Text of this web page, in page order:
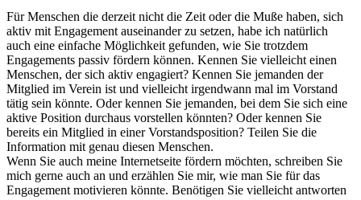
Für Menschen die derzeit nicht die Zeit oder die Muße haben, sich
aktiv mit Engagement auseinander zu setzen, habe ich natürlich
auch eine einfache Möglichkeit gefunden, wie Sie trotzdem
Engagements passiv fördern können. Kennen Sie vielleicht einen
Menschen, der sich aktiv engagiert? Kennen Sie jemanden der
Mitglied im Verein ist und vielleicht irgendwann mal im Vorstand
tätig sein könnte. Oder kennen Sie jemanden, bei dem Sie sich eine
aktive Position durchaus vorstellen könnten? Oder kennen Sie
bereits ein Mitglied in einer Vorstandsposition? Teilen Sie die
Information mit genau diesen Menschen.
Wenn Sie auch meine Internetseite fördern möchten, schreiben Sie
mich gerne auch an und erzählen Sie mir, wie man Sie für das
Engagement motivieren könnte. Benötigen Sie vielleicht antworten